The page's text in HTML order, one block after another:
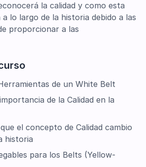
la calidad y como esta
lo largo de la historia debido a las
proporcionar a las
de un White Belt
de la Calidad en la
el concepto de Calidad cambio
historia
para los Belts (Yellow-